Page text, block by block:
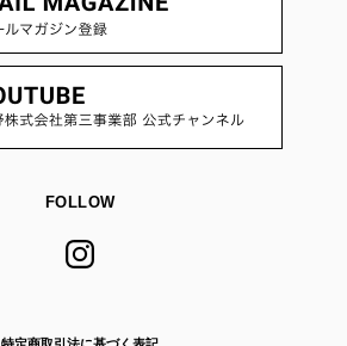
FOLLOW